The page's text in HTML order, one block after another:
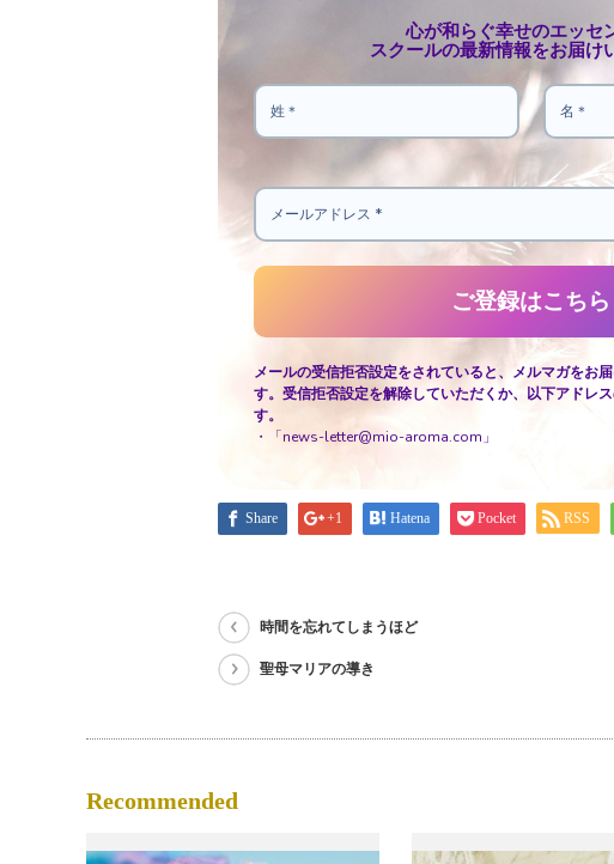
心が和らぐ幸せのエッセ
スクールの最新情報をお届け
メールの受信拒否設定をされていると、メルマガをお
す。受信拒否設定を解除していただくか、以下アドレ
す。
・「news-letter@mio-aroma.com」
Share +1 Hatena Pocket RSS
時間を忘れてしまうほど
聖母マリアの導き
Recommended